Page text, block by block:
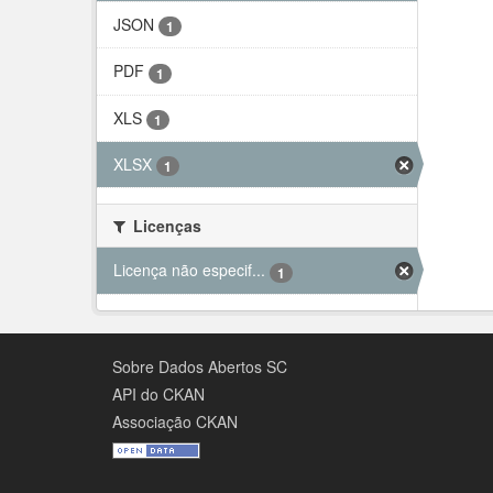
JSON 1
PDF 1
XLS 1
XLSX 1
Licenças
Licença não especif...
1
Sobre Dados Abertos SC
API do CKAN
Associação CKAN